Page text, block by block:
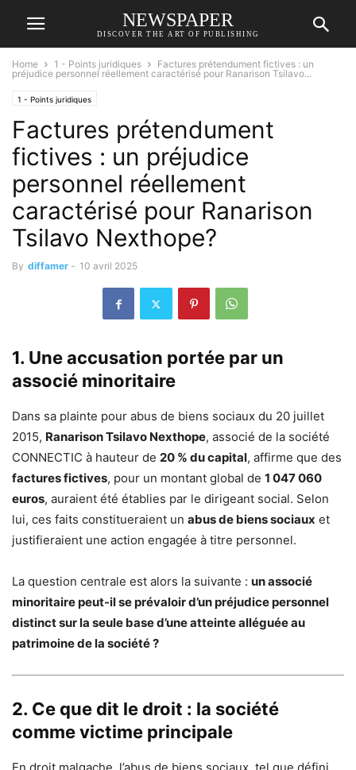
NEWSPAPER
DISCOVER THE ART OF PUBLISHING
Home 1 - Points juridiques
Factures prétendument fictives : un
préjudice personnel réellement caractérisé pour Ranarison Tsilavo...
1 - Points juridiques
Factures prétendument
fictives : un préjudice
personnel réellement
caractérisé pour Ranarison
Tsilavo Nexthope?
By diffamer - 10 avril 2025
1. Une accusation portée par un
associé minoritaire
Dans sa plainte pour abus de biens sociaux du 20 juillet
2015, Ranarison Tsilavo Nexthope, associé de la société
CONNECTIC à hauteur de 20 % du capital, affirme que des
factures fictives, pour un montant global de 1 047 060
euros, auraient été établies par le dirigeant social. Selon
lui, ces faits constitueraient un abus de biens sociaux et
justifieraient une action engagée à titre personnel.
La question centrale est alors la suivante : un associé
minoritaire peut-il se prévaloir d’un préjudice personnel
distinct sur la seule base d’une atteinte alléguée au
patrimoine de la société ?
2. Ce que dit le droit : la société
comme victime principale